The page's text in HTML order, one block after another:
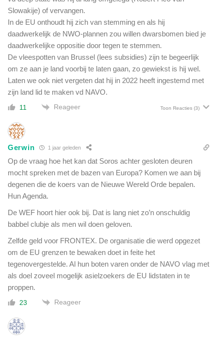
Slowakije) of vervangen.
In de EU onthoudt hij zich van stemming en als hij
daadwerkelijk de NWO-plannen zou willen dwarsbomen bied je
daadwerkelijke oppositie door tegen te stemmen.
De vleespotten van Brussel (lees subsidies) zijn te begeerlijk
om ze aan je land voorbij te laten gaan, zo gewiekst is hij wel.
Laten we ook niet vergeten dat hij in 2022 heeft ingestemd met
zijn land lid te maken vd NAVO.
11 Reageer Toon Reacties (3)
Gerwin 1 jaar geleden
Op de vraag hoe het kan dat Soros achter gesloten deuren
mocht spreken met de bazen van Europa? Komen we aan bij
degenen die de koers van de Nieuwe Wereld Orde bepalen.
Hun Agenda.
De WEF hoort hier ook bij. Dat is lang niet zo’n onschuldig
babbel clubje als men wil doen geloven.
Zelfde geld voor FRONTEX. De organisatie die werd opgezet
om de EU grenzen te bewaken doet in feite het
tegenovergestelde. Al hun boten varen onder de NAVO vlag met
als doel zoveel mogelijk asielzoekers de EU lidstaten in te
proppen.
23 Reageer